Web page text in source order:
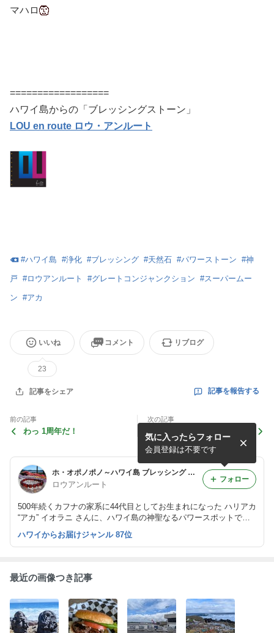
マハロ
==================
ハワイ島からの「ブレッシングストーン」
LOU en route ロウ・アンルート
#ハワイ島 #浄化 #ブレッシング #天然石 #パワーストーン #神
戸 #ロウアンルート #グレートコンジャンクション #スーパームー
ン #アカ
いいね
23
コメント リブログ
記事をシェア 記事を報告する
前の記事
わっ 1周年だ！
次の記事
天秤座スーパームーン スト
ーンブレッシング終了！
ホ・オポノポノ～ハワイ島 ブレッシング パワーストーン 専門店 ロウ・アン ルート / ハワイやパワーストーンの情報をお届けします
ロウアンルート
500年続くカフナの家系に44代目としてお生まれになった ハリアカ
“アカ” イオラニ さんに、ハワイ島の神聖なるパワースポットで、
るロウ・アンルートです。
気に入ったらフォロー
会員登録は不要です
フォロー
ハワイからお届けジャンル 87位
最近の画像つき記事